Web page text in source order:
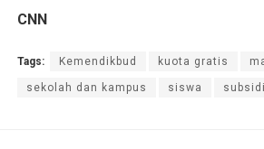
CNN
Tags: Kemendikbud kuota gratis
sekolah dan kampus siswa